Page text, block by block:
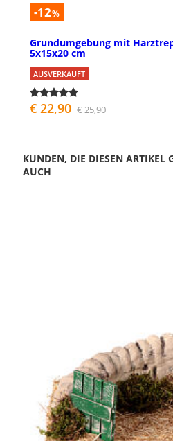
-12%
Grundumgebung mit
5x15x20 cm
AUSVERKAUFT
€ 22,90 € 25,90
KUNDEN, DIE DIESEN ARTIKEL
AUCH